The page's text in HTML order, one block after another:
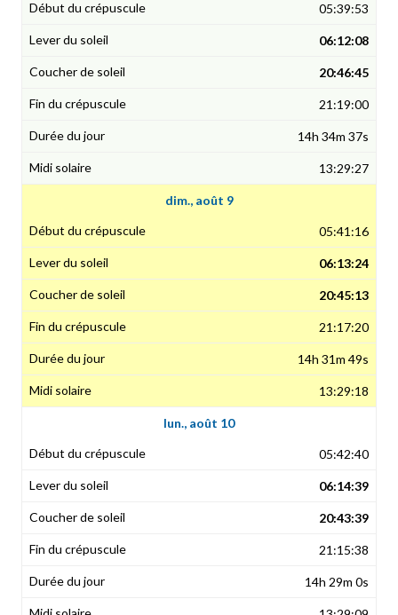
05:39:53
06:12:08
20:46:45
21:19:00
14h 34m 37s
13:29:27
dim., août 9
05:41:16
06:13:24
20:45:13
21:17:20
14h 31m 49s
13:29:18
lun., août 10
05:42:40
06:14:39
20:43:39
21:15:38
14h 29m 0s